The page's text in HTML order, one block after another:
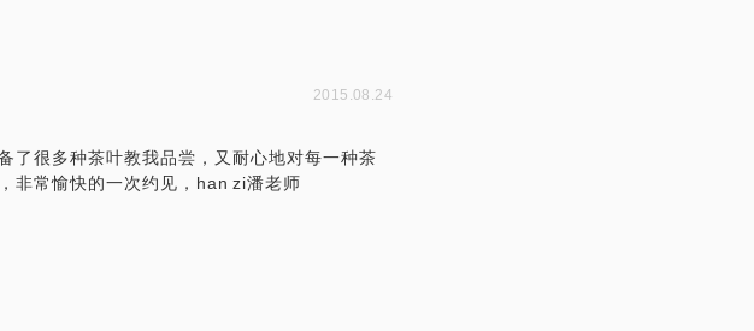
2015.08.24
了很多种茶叶教我品尝，又耐心地对每一种茶
非常愉快的一次约见，han zi潘老师